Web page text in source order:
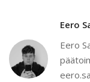
Eero
Eero